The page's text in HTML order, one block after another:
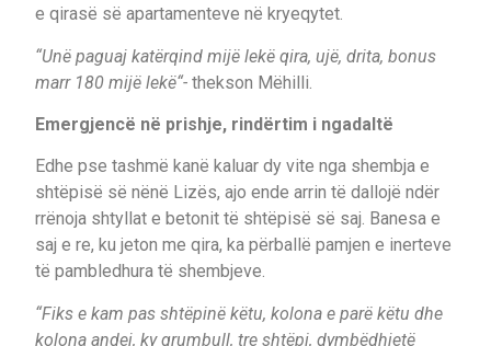
e qirasë së apartamenteve në kryeqytet.
“Unë paguaj katërqind mijë lekë qira, ujë, drita, bonus
marr 180 mijë lekë“- thekson Mëhilli.
Emergjencë në prishje, rindërtim i ngadaltë
Edhe pse tashmë kanë kaluar dy vite nga shembja e
shtëpisë së nënë Lizës, ajo ende arrin të dallojë ndër
rrënoja shtyllat e betonit të shtëpisë së saj. Banesa e
saj e re, ku jeton me qira, ka përballë pamjen e inerteve
të pambledhura të shembjeve.
“Fiks e kam pas shtëpinë këtu, kolona e parë këtu dhe
kolona andej, ky grumbull, tre shtëpi, dymbëdhjetë